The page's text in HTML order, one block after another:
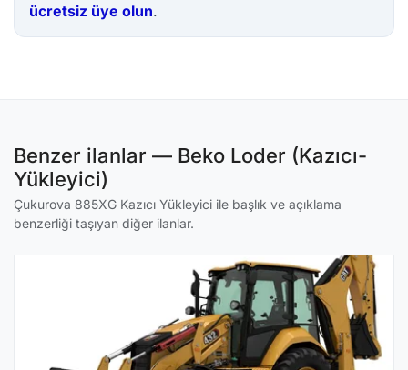
ücretsiz üye olun.
Benzer ilanlar — Beko Loder (Kazıcı-
Yükleyici)
Çukurova 885XG Kazıcı Yükleyici ile başlık ve açıklama
benzerliği taşıyan diğer ilanlar.